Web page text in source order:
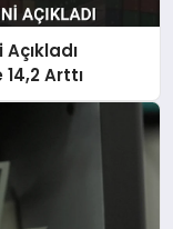
Arttı